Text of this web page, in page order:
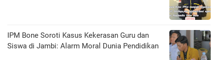
IPM Bone Soroti Kasus Kekerasan Guru dan
Siswa di Jambi: Alarm Moral Dunia Pendidikan